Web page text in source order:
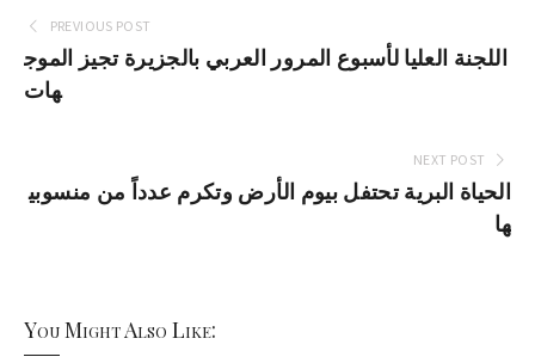
PREVIOUS POST
اللجنة العليا لأسبوع المرور العربي بالجزيرة تجيز الموج
هات
NEXT POST
الحياة البرية تحتفل بيوم الأرض وتكرم عدداً من منسوبي
ها
You Might Also Like: